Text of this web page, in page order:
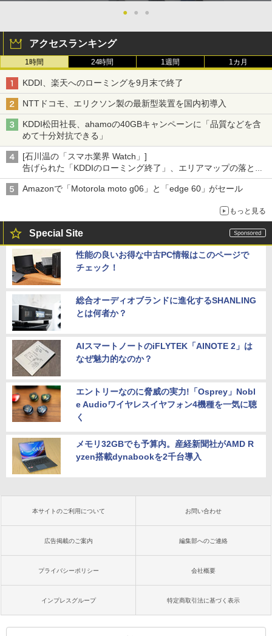
● ● ●
アクセスランキング
1時間 24時間 1週間 1カ月
KDDI、楽天へのローミングを9月末で終了
NTTドコモ、エリクソン製の最新型装置を国内初導入
KDDI松田社長、ahamoの40GBキャンペーンに「品質などを含
めて十分対抗できる」
[石川温の「スマホ業界 Watch」]
告げられた「KDDIのローミング終了」、エリアマップの落とし
穴と楽天モバイルの課題
Amazonで「Motorola moto g06」と「edge 60」がセール
もっと見る
Special Site
性能の良いお得な中古PC情報はこのページで
チェック！
総合オーディオブランドに進化するSHANLING
とは何者か？
AIスマートノートのiFLYTEK「AINOTE 2」は
なぜ魅力的なのか？
エントリーなのに脅威の実力!「Osprey」Nobl
e Audioワイヤレスイヤフォン4機種を一気に聴
く
メモリ32GBでも予算内。産経新聞社がAMD R
yzen搭載dynabookを2千台導入
本サイトのご利用について お問い合わせ
広告掲載のご案内 編集部へのご連絡
プライバシーポリシー 会社概要
インプレスグループ 特定商取引法に基づく表示